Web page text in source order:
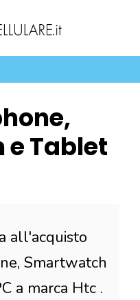
Tablet
all'acquisto
Smartwatch
a marca Htc .